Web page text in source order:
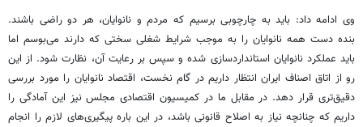
وی ادامه داد: باید به چارچوبی برسیم که مردم و نانوایان، هر دو راضی باشند.
بنده دست همه نانوایان را به موجب شرایط شغلی سختی که دارند می‌بوسم اما
باید عملکرد نانوایان استانداردسازی شده و سپس بر رعایت آن، نظارت شود. از این
رو از اتاق اصناف ایران انتظار داریم در گام نخست، اقتصاد نانوایان را مورد بررسی
دقیق‌تری قرار دهد. در مقابل ما در کمیسیون اقتصادی مجلس نیز این آمادگی را
داریم که چنانچه نیاز به اصلاح قانونی باشد، در این باره پیگیری‌های لازم را انجام